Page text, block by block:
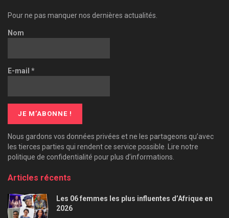
Pour ne pas manquer nos dernières actualités.
Nom
E-mail *
Nous gardons vos données privées et ne les partageons qu’avec
les tierces parties qui rendent ce service possible. Lire notre
politique de confidentialité pour plus d’informations.
Articles récents
Les 06 femmes les plus influentes d’Afrique en
2026